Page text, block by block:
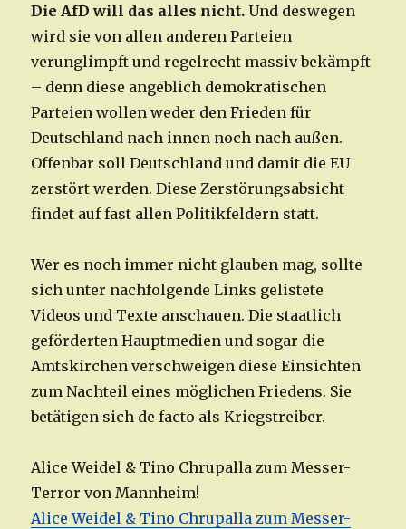
Die AfD will das alles nicht. Und deswegen
wird sie von allen anderen Parteien
verunglimpft und regelrecht massiv bekämpft
– denn diese angeblich demokratischen
Parteien wollen weder den Frieden für
Deutschland nach innen noch nach außen.
Offenbar soll Deutschland und damit die EU
zerstört werden. Diese Zerstörungsabsicht
findet auf fast allen Politikfeldern statt.
Wer es noch immer nicht glauben mag, sollte
sich unter nachfolgende Links gelistete
Videos und Texte anschauen. Die staatlich
geförderten Hauptmedien und sogar die
Amtskirchen verschweigen diese Einsichten
zum Nachteil eines möglichen Friedens. Sie
betätigen sich de facto als Kriegstreiber.
Alice Weidel & Tino Chrupalla zum Messer-
Terror von Mannheim!
Alice Weidel & Tino Chrupalla zum Messer-